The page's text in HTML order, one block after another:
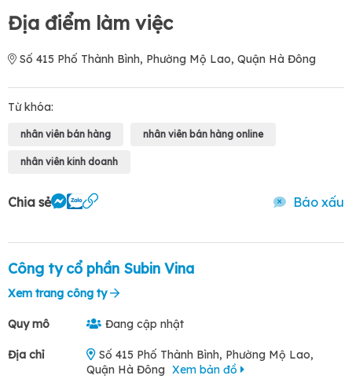
Địa điểm làm việc
Số 415 Phố Thành Bình, Phường Mộ Lao, Quận Hà Đông
Từ khóa:
nhân viên bán hàng nhân viên bán hàng online
nhân viên kinh doanh
Chia sẻ Báo xấu
Công ty cổ phần Subin Vina
Xem trang công ty
Quy mô Đang cập nhật
Địa chỉ
Số 415 Phố Thành Bình, Phường Mộ Lao,
Quận Hà Đông Xem bản đồ